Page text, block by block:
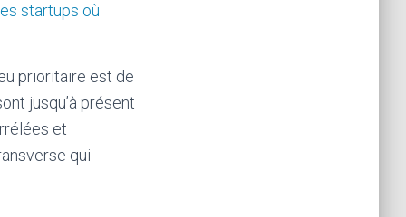
startups où
prioritaire est de
jusqu’à présent
et
qui